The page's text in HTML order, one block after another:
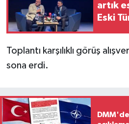
artık
Eski
Toplantı karşılıklı görüş
sona erdi.